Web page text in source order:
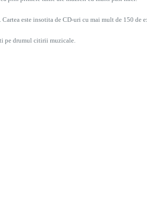
este insotita de CD-uri cu mai mult de 150 de
pe drumul citirii muzicale.